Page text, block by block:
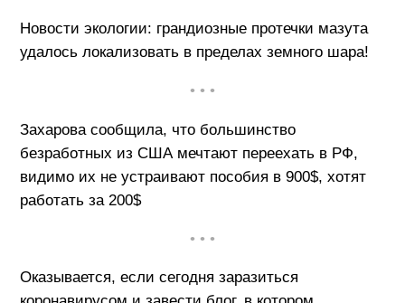
Новости экологии: грандиозные протечки мазута
удалось локализовать в пределах земного шара!
• • •
Захарова сообщила, что большинство
безработных из США мечтают переехать в РФ,
видимо их не устраивают пособия в 900$, хотят
работать за 200$
• • •
Оказывается, если сегодня заразиться